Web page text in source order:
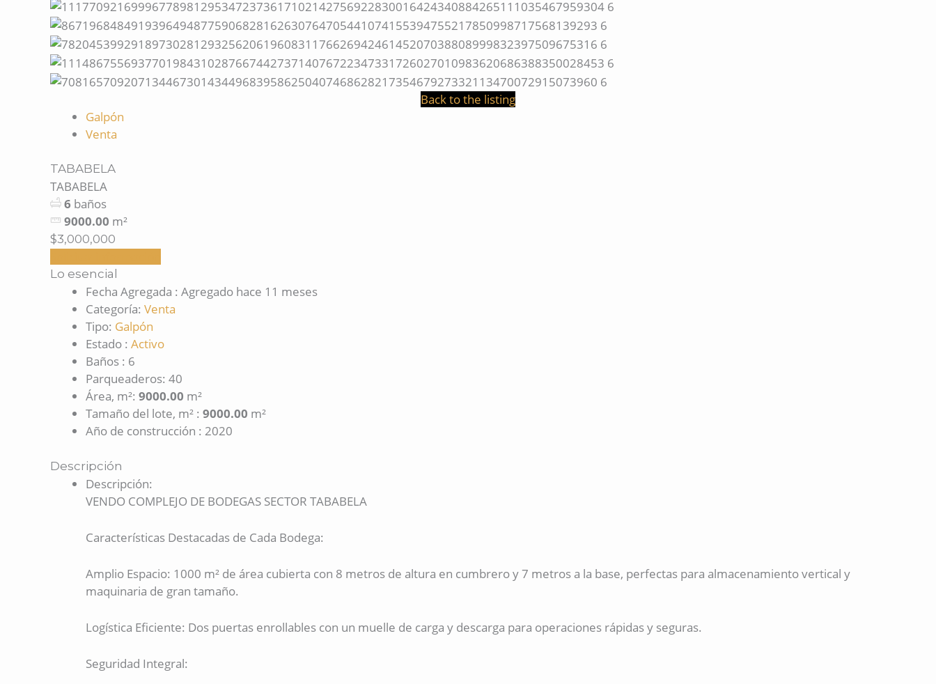
Back to the listing
Galpón
Venta
TABABELA
TABABELA
6 baños
9000.00 m²
$3,000,000
Lo esencial
Fecha Agregada : Agregado hace 11 meses
Categoría: Venta
Tipo: Galpón
Estado : Activo
Baños : 6
Parqueaderos: 40
Área, m²: 9000.00 m²
Tamaño del lote, m² : 9000.00 m²
Año de construcción : 2020
Descripción
Descripción:
VENDO COMPLEJO DE BODEGAS SECTOR TABABELA
Características Destacadas de Cada Bodega:
Amplio Espacio: 1000 m² de área cubierta con 8 metros de altura en cumbrero y 7 metros a la base, perfectas para almacenamiento vertical y
maquinaria de gran tamaño.
Logística Eficiente: Dos puertas enrollables con un muelle de carga y descarga para operaciones rápidas y seguras.
Seguridad Integral: